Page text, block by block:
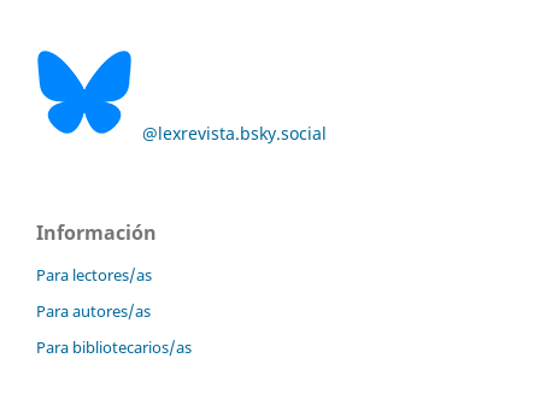
@lexrevista.bsky.social
Información
Para lectores/as
Para autores/as
Para bibliotecarios/as